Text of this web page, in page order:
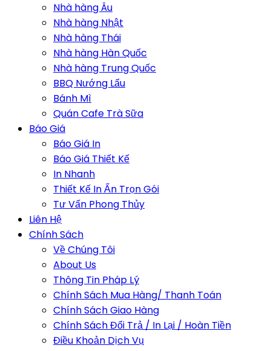
Nhà hàng Âu
Nhà hàng Nhật
Nhà hàng Thái
Nhà hàng Hàn Quốc
Nhà hàng Trung Quốc
BBQ Nướng Lẩu
Bánh Mì
Quán Cafe Trà Sữa
Báo Giá
Báo Giá In
Báo Giá Thiết Kế
In Nhanh
Thiết Kế In Ấn Trọn Gói
Tư Vấn Phong Thủy
Liên Hệ
Chính Sách
Về Chúng Tôi
About Us
Thông Tin Pháp Lý
Chính Sách Mua Hàng/ Thanh Toán
Chính Sách Giao Hàng
Chính Sách Đổi Trả / In Lại / Hoàn Tiền
Điều Khoản Dịch Vụ